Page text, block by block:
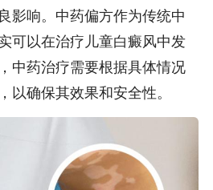
影响。中药偏方作为传统中
可以在治疗儿童白癜风中发
中药治疗需要根据具体情况
以确保其效果和安全性。